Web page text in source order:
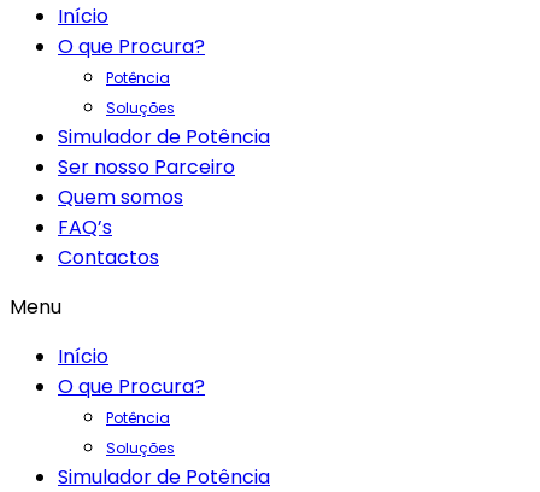
Início
O que Procura?
Potência
Soluções
Simulador de Potência
Ser nosso Parceiro
Quem somos
FAQ’s
Contactos
Menu
Início
O que Procura?
Potência
Soluções
Simulador de Potência